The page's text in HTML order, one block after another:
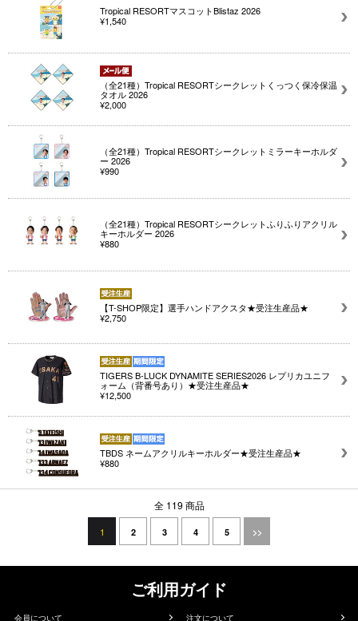
Tropical RESORTマスコットBlistaz 2026
¥1,540
（全21種）Tropical RESORTシークレットくっつく保冷保温
タオル 2026
¥2,000
（全21種）Tropical RESORTシークレットミラーキーホルダ
ー 2026
¥990
（全21種）Tropical RESORTシークレットふりふりアクリル
キーホルダー 2026
¥880
【T-SHOP限定】選手ハンドアクスタ★受注生産品★
¥2,750
TIGERS B-LUCK DYNAMITE SERIES2026 レプリカユニフ
ォーム（背番号あり）★受注生産品★
¥12,500
TBDS ネームアクリルキーホルダー★受注生産品★
¥880
全 119 商品
1 2 3 4 5 >>
ご利用ガイド
会員について 注文について